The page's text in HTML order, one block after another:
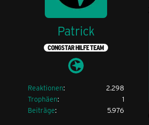
Patrick
CONGSTAR HILFE TEAM
Reaktionen
2.298
Trophäen
1
Beiträge
5.976